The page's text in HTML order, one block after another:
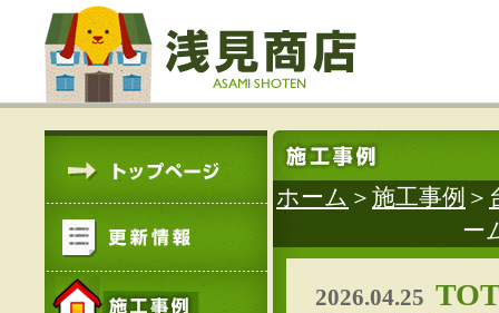
ホーム ＞ 施工事例 ＞
ー
2026.04.25